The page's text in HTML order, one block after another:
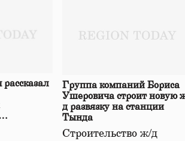
моста
Группа компаний Бориса
Ушеровича строит новую
д развязку на станции
Тында
Строительство ж/д